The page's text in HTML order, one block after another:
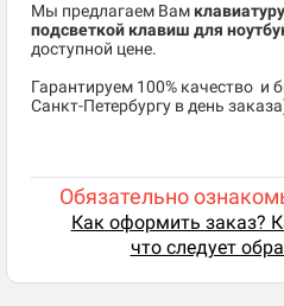
Мы предлагаем Вам
подсветкой клавиш для
доступной цене.
​Гарантируем 100% качество и
Санкт-Петербургу в день
Обязательно
Как оформить заказ?
что следует